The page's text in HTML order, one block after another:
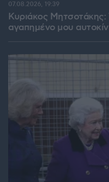
Κυριάκος Μητσοτάκης:
αγαπημένο μου
07.08.2026, 19:39